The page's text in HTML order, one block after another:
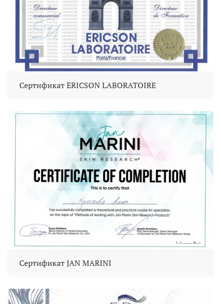
Сертификат ERICSON LABORATOIRE
Сертификат JAN MARINI